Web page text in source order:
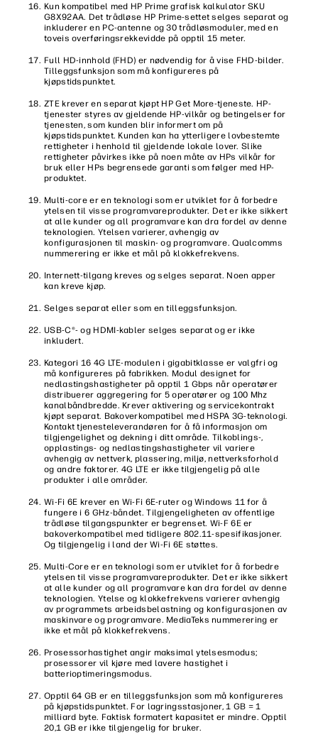
Kun kompatibel med HP Prime grafisk kalkulator SKU
G8X92AA. Det trådløse HP Prime-settet selges separat og
inkluderer en PC-antenne og 30 trådløsmoduler, med en
toveis overføringsrekkevidde på opptil 15 meter.
Full HD-innhold (FHD) er nødvendig for å vise FHD-bilder.
Tilleggsfunksjon som må konfigureres på
kjøpstidspunktet.
ZTE krever en separat kjøpt HP Get More-tjeneste. HP-
tjenester styres av gjeldende HP-vilkår og betingelser for
tjenesten, som kunden blir informert om på
kjøpstidspunktet. Kunden kan ha ytterligere lovbestemte
rettigheter i henhold til gjeldende lokale lover. Slike
rettigheter påvirkes ikke på noen måte av HPs vilkår for
bruk eller HPs begrensede garanti som følger med HP-
produktet.
Multi-core er en teknologi som er utviklet for å forbedre
ytelsen til visse programvareprodukter. Det er ikke sikkert
at alle kunder og all programvare kan dra fordel av denne
teknologien. Ytelsen varierer, avhengig av
konfigurasjonen til maskin- og programvare. Qualcomms
nummerering er ikke et mål på klokkefrekvens.
Internett-tilgang kreves og selges separat. Noen apper
kan kreve kjøp.
Selges separat eller som en tilleggsfunksjon.
USB-C®- og HDMI-kabler selges separat og er ikke
inkludert.
Kategori 16 4G LTE-modulen i gigabitklasse er valgfri og
må konfigureres på fabrikken. Modul designet for
nedlastingshastigheter på opptil 1 Gbps når operatører
distribuerer aggregering for 5 operatører og 100 Mhz
kanalbåndbredde. Krever aktivering og servicekontrakt
kjøpt separat. Bakoverkompatibel med HSPA 3G-teknologi.
Kontakt tjenesteleverandøren for å få informasjon om
tilgjengelighet og dekning i ditt område. Tilkoblings-,
opplastings- og nedlastingshastigheter vil variere
avhengig av nettverk, plassering, miljø, nettverksforhold
og andre faktorer. 4G LTE er ikke tilgjengelig på alle
produkter i alle områder.
Wi-Fi 6E krever en Wi-Fi 6E-ruter og Windows 11 for å
fungere i 6 GHz-båndet. Tilgjengeligheten av offentlige
trådløse tilgangspunkter er begrenset. Wi-F 6E er
bakoverkompatibel med tidligere 802.11-spesifikasjoner.
Og tilgjengelig i land der Wi-Fi 6E støttes.
Multi-Core er en teknologi som er utviklet for å forbedre
ytelsen til visse programvareprodukter. Det er ikke sikkert
at alle kunder og all programvare kan dra fordel av denne
teknologien. Ytelse og klokkefrekvens varierer avhengig
av programmets arbeidsbelastning og konfigurasjonen av
maskinvare og programvare. MediaTeks nummerering er
ikke et mål på klokkefrekvens.
Prosessorhastighet angir maksimal ytelsesmodus;
prosessorer vil kjøre med lavere hastighet i
batterioptimeringsmodus.
Opptil 64 GB er en tilleggsfunksjon som må konfigureres
på kjøpstidspunktet. For lagringsstasjoner, 1 GB = 1
milliard byte. Faktisk formatert kapasitet er mindre. Opptil
20,1 GB er ikke tilgjengelig for bruker.